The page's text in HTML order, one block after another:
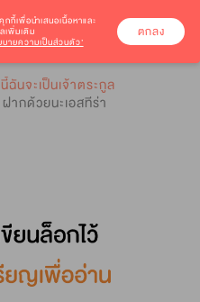
ฉันจะเป็นเจ้าตระกูล
ากด้วยนะเอสทีร่า
กกี้เพื่อนำเสนอเนื้อหาและ
พิ่มเติม
บายความเป็นส่วนตัว’
ตกลง